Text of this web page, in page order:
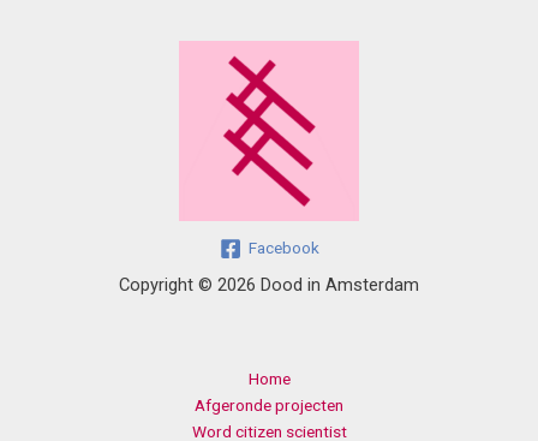
Facebook
Copyright © 2026 Dood in Amsterdam
Home
Afgeronde projecten
Word citizen scientist